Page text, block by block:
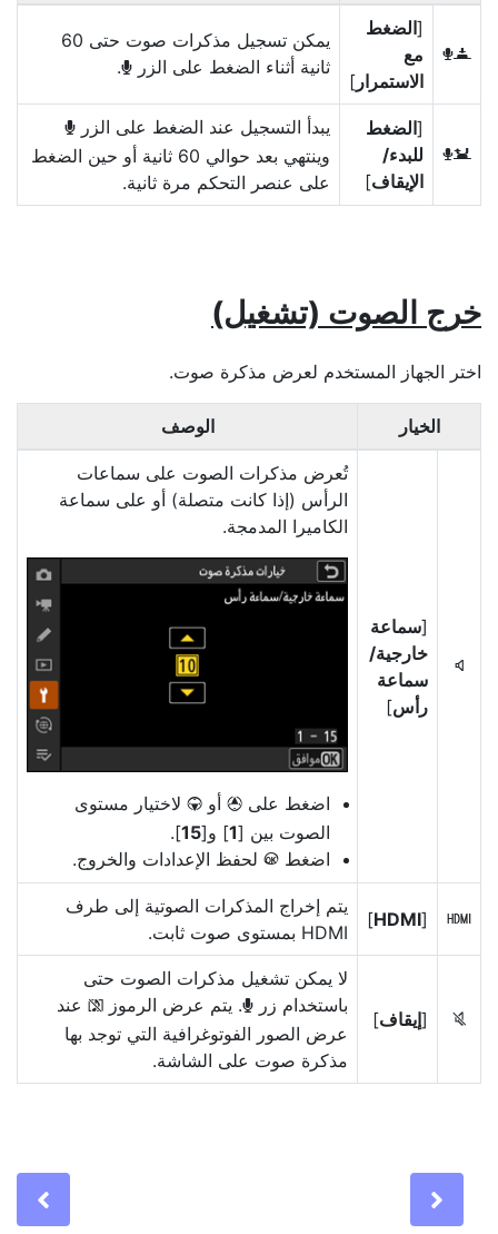
3
[الضغط
مع
الاستمرار ]
يمكن تسجيل مذكرات صوت حتى 60
ثانية أثناء الضغط على الزر b
.
4
[الضغط
للبدء/
الإيقاف]
يبدأ التسجيل عند الضغط على الزر b
وينتهي بعد حوالي 60 ثانية أو حين الضغط
على عنصر التحكم مرة ثانية.
خرج الصوت (تشغيل)
اختر الجهاز المستخدم لعرض مذكرة صوت.
الخيار الوصف
5
[سماعة
خارجية/
سماعة
رأس]
تُعرض مذكرات الصوت على سماعات
الرأس (إذا كانت متصلة) أو على سماعة
الكاميرا المدمجة.
اضغط على 1 أو 3 لاختيار مستوى
الصوت بين [1] و[15
].
اضغط J لحفظ الإعدادات والخروج.
7
[
HDMI
]
يتم إخراج المذكرات الصوتية إلى طرف
HDMI بمستوى صوت ثابت.
6
[إيقاف]
لا يمكن تشغيل مذكرات الصوت حتى
باستخدام زر b. يتم عرض الرموز 2 عند
عرض الصور الفوتوغرافية التي توجد بها
مذكرة صوت على الشاشة.